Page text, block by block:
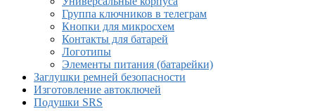
Группа ключников в телеграм
Кнопки для микросхем
Контакты для батарей
Логотипы
Элементы питания (батарейки)
Заглушки ремней безопасности
Изготовление автоключей
Подушки SRS